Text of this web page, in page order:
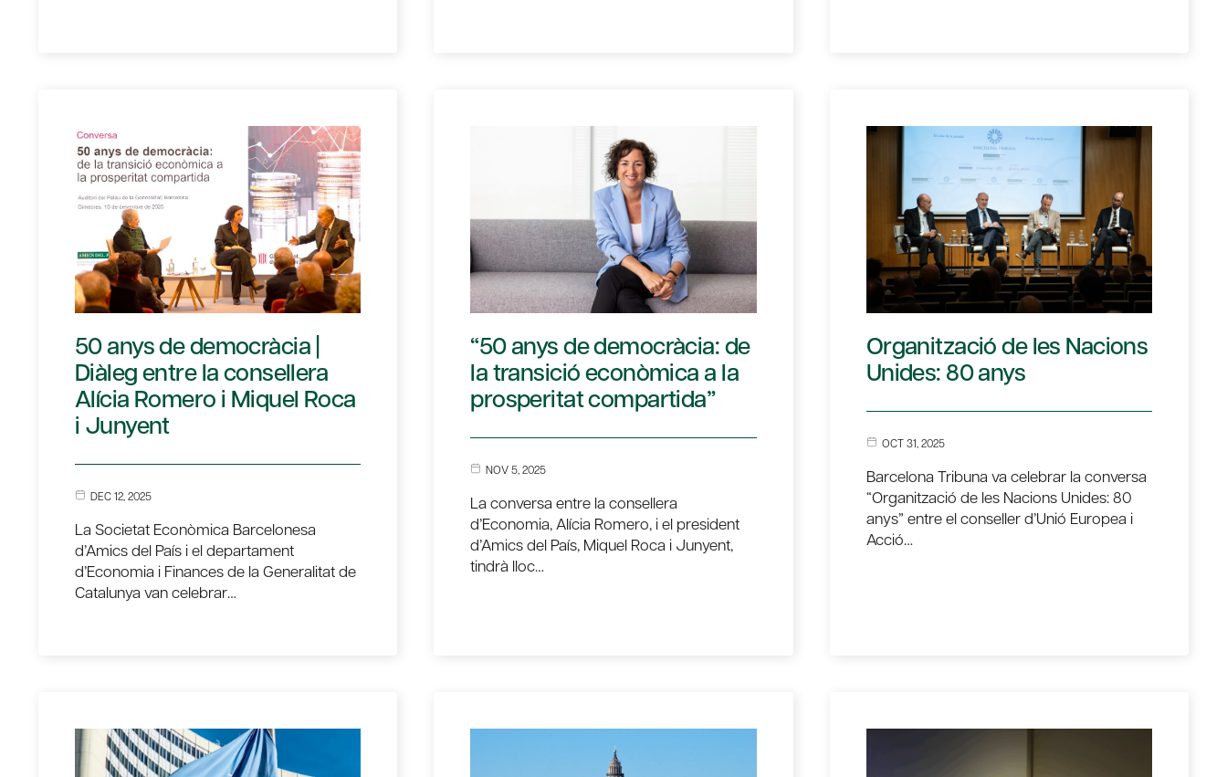
50 anys de democràcia |
Diàleg entre la consellera
Alícia Romero i Miquel Roca
i Junyent
DEC 12, 2025
La Societat Econòmica Barcelonesa
d’Amics del País i el departament
d’Economia i Finances de la Generalitat de
Catalunya van celebrar…
“50 anys de democràcia: de
la transició econòmica a la
prosperitat compartida”
NOV 5, 2025
La conversa entre la consellera
d’Economia, Alícia Romero, i el president
d’Amics del País, Miquel Roca i Junyent,
tindrà lloc…
Organització de les Nacions
Unides: 80 anys
OCT 31, 2025
Barcelona Tribuna va celebrar la conversa
“Organització de les Nacions Unides: 80
anys” entre el conseller d’Unió Europea i
Acció…